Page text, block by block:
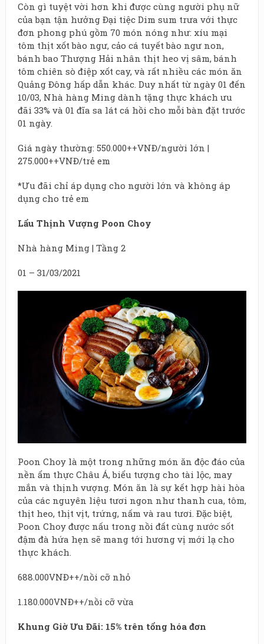
Còn gì tuyệt vời hơn khi được cùng người phụ nữ
của bạn tận hưởng Đại tiệc Dim sum trưa với thực
đơn phong phú gồm 70 món nóng như: xíu mại
tôm thịt xốt bào ngư, cảo cá tuyết bào ngư non,
bánh bao Thượng Hải nhân thịt heo vị sâm, bánh
tôm chiên sò điệp xốt cay, và rất nhiều các món ăn
Quảng Đông hấp dẫn khác. Duy nhất từ ngày 01 đến
10/03, Nhà hàng Ming dành tặng thực khách ưu
đãi 33% và 01 đĩa sa lát cá hồi cho mỗi bàn đặt trước
01 ngày.
Giá ngày thường: 550.000++VNĐ/người lớn |
275.000++VNĐ/trẻ em
*Ưu đãi chỉ áp dụng cho người lớn và không áp
dụng cho trẻ em
Lẩu Thịnh Vượng Poon Choy
Nhà hàng Ming | Tầng 2
01 – 31/03/2021
Poon Choy là một trong những món ăn độc đáo của
nền ẩm thực Châu Á, biểu tượng cho tài lộc, may
mắn và thịnh vượng. Món ăn là sự kết hợp hài hòa
của các nguyên liệu tươi ngon như thanh cua, tôm,
thịt heo, thịt vịt, trứng, nấm và rau tươi. Đặc biệt,
Poon Choy được nấu trong nồi đất cùng nước sốt
đậm đà hứa hẹn sẽ mang tới hương vị mới lạ cho
thực khách.
688.000VNĐ++/nồi cỡ nhỏ
1.180.000VNĐ++/nồi cỡ vừa
Khung Giờ Ưu Đãi: 15% trên tổng hóa đơn